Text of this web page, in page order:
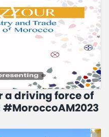
a driving force of